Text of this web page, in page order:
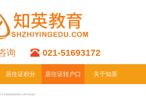
询 021-51693172
居住证积分
专栏
居住证转户口 关于知英
非上海生源应届生落户上海72分的含义